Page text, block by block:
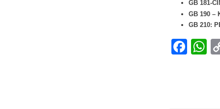
GB 181-
GB 190 –
GB 210: